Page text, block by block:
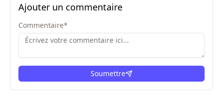
Ajouter un commentaire
Commentaire*
Soumettre